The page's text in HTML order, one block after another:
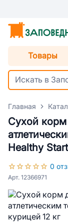
Товары
Главная
Сухой
Healthy
0
Арт. 12366971